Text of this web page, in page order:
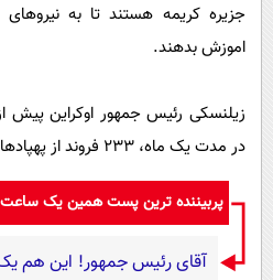
جزیره کریمه هستند تا به نیروهای
اموزش بدهند.
زیلنسکی رئیس جمهور اوکراین پیش
در مدت یک ماه، 233 فروند از پهپادهای ایرانی را سرنگون کرده است.
پربیننده ترین پست همین یک ساعت
آقای رئیس جمهور! این هم